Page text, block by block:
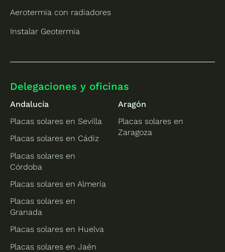
Aerotermia con radiadores
Instalar Geotermia
Delegaciones y oficinas
Andalucía
Placas solares en Sevilla
Placas solares en Cádiz
Placas solares en
Córdoba
Placas solares en Almería
Placas solares en
Granada
Placas solares en Huelva
Placas solares en Jaén
Aragón
Placas solares en
Zaragoza